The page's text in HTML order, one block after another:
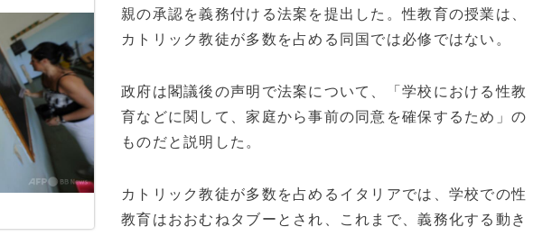
親の承認を義務付ける法案を提出した。性教育の授業は、
カトリック教徒が多数を占める同国では必修ではない。
政府は閣議後の声明で法案について、「学校における性教
育などに関して、家庭から事前の同意を確保するため」の
ものだと説明した。
カトリック教徒が多数を占めるイタリアでは、学校での性
教育はおおむねタブーとされ、これまで、義務化する動き